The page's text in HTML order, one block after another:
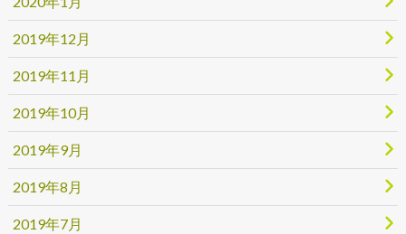
2019年12月
2019年11月
2019年10月
2019年9月
2019年8月
2019年7月